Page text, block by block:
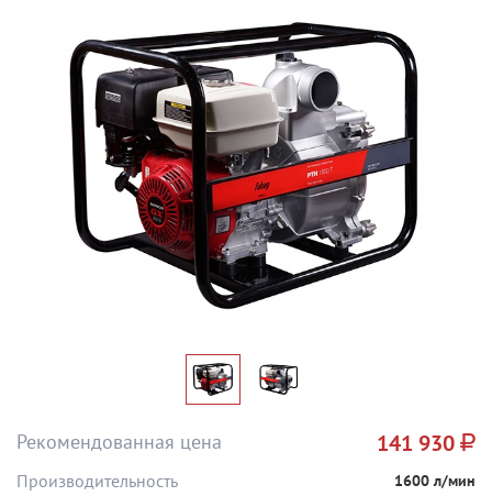
Рекомендованная цена 141 930
Производительность 1600 л/мин